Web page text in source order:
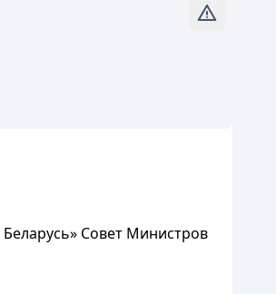
Беларусь» Совет Министров